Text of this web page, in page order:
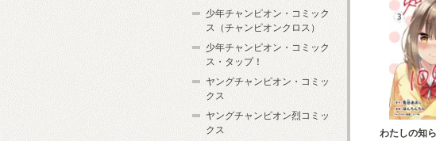
わたしの知
少年チャンピオン・コミック
ス（チャンピオンクロス）
少年チャンピオン・コミック
ス・タップ！
ヤングチャンピオン・コミッ
クス
ヤングチャンピオン烈コミッ
クス